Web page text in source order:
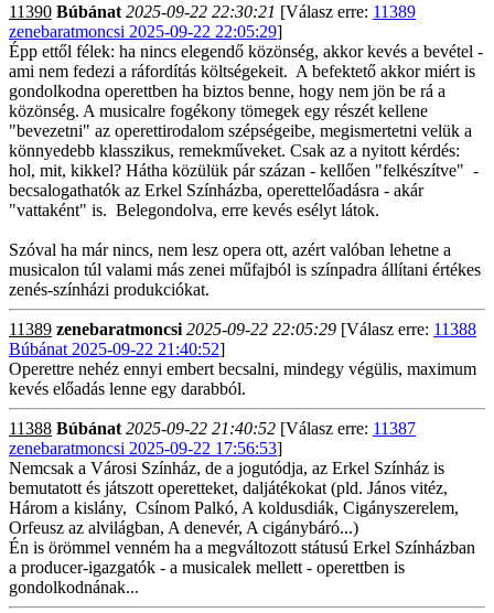
11390 Búbánat 2025-09-22 22:30:21 [Válasz erre: 11389
zenebaratmoncsi 2025-09-22 22:05:29]
Épp ettől félek: ha nincs elegendő közönség, akkor kevés a bevétel -
ami nem fedezi a ráfordítás költségekeit. A befektető akkor miért is
gondolkodna operettben ha biztos benne, hogy nem jön be rá a
közönség. A musicalre fogékony tömegek egy részét kellene
"bevezetni" az operettirodalom szépségeibe, megismertetni velük a
könnyedebb klasszikus, remekműveket. Csak az a nyitott kérdés:
hol, mit, kikkel? Hátha közülük pár százan - kellően "felkészítve" -
becsalogathatók az Erkel Színházba, operettelőadásra - akár
"vattaként" is. Belegondolva, erre kevés esélyt látok.
Szóval ha már nincs, nem lesz opera ott, azért valóban lehetne a
musicalon túl valami más zenei műfajból is színpadra állítani értékes
zenés-színházi produkciókat.
11389 zenebaratmoncsi 2025-09-22 22:05:29 [Válasz erre: 11388
Búbánat 2025-09-22 21:40:52]
Operettre nehéz ennyi embert becsalni, mindegy végülis, maximum
kevés előadás lenne egy darabból.
11388 Búbánat 2025-09-22 21:40:52 [Válasz erre: 11387
zenebaratmoncsi 2025-09-22 17:56:53]
Nemcsak a Városi Színház, de a jogutódja, az Erkel Színház is
bemutatott és játszott operetteket, daljátékokat (pld. János vitéz,
Három a kislány, Csínom Palkó, A koldusdiák, Cigányszerelem,
Orfeusz az alvilágban, A denevér, A cigánybáró...)
Én is örömmel venném ha a megváltozott státusú Erkel Színházban
a producer-igazgatók - a musicalek mellett - operettben is
gondolkodnának...